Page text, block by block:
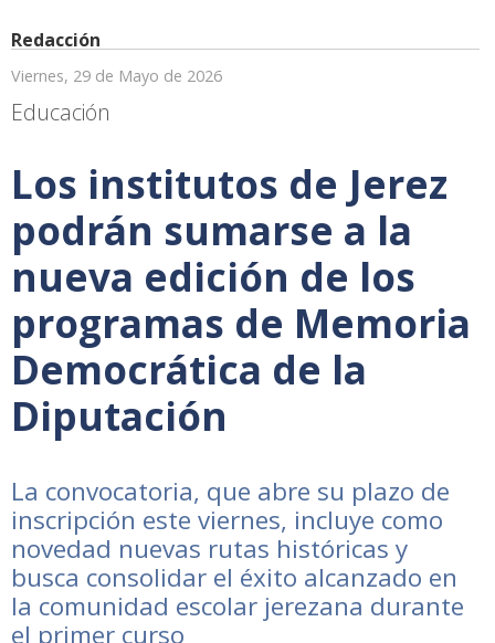
Redacción
Viernes, 29 de Mayo de 2026
Educación
Los institutos de Jerez
podrán sumarse a la
nueva edición de los
programas de Memoria
Democrática de la
Diputación
La convocatoria, que abre su plazo de
inscripción este viernes, incluye como
novedad nuevas rutas históricas y
busca consolidar el éxito alcanzado en
la comunidad escolar jerezana durante
el primer curso